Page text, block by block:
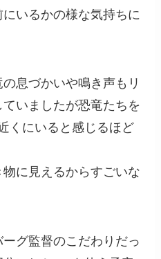
いるかの様な気持ちに
息づかいや鳴き声もリ
いましたが恐竜たちを
くにいると感じるほど
に見えるからすごいな
グ監督のこだわりだっ